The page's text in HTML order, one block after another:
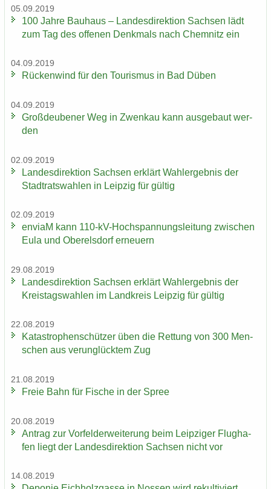
05.09.2019
100 Jahre Bau­haus – Lan­des­di­rek­ti­on Sach­sen lädt
zum Tag des of­fe­nen Denk­mals nach Chem­nitz ein
04.09.2019
Rü­cken­wind für den Tou­ris­mus in Bad Düben
04.09.2019
Groß­deu­be­ner Weg in Zwenkau kann aus­ge­baut wer­
den
02.09.2019
Lan­des­di­rek­ti­on Sach­sen er­klärt Wahl­er­geb­nis der
Stadt­rats­wah­len in Leip­zig für gül­tig
02.09.2019
en­viaM kann 110-​kV-Hochspannungsleitung zwi­schen
Eula und Ober­els­dorf er­neu­ern
29.08.2019
Lan­des­di­rek­ti­on Sach­sen er­klärt Wahl­er­geb­nis der
Kreis­tags­wah­len im Land­kreis Leip­zig für gül­tig
22.08.2019
Ka­ta­stro­phen­schüt­zer üben die Ret­tung von 300 Men­
schen aus ver­un­glück­tem Zug
21.08.2019
Freie Bahn für Fi­sche in der Spree
20.08.2019
An­trag zur Vor­fel­d­er­wei­te­rung beim Leip­zi­ger Flug­ha­
fen liegt der Lan­des­di­rek­ti­on Sach­sen nicht vor
14.08.2019